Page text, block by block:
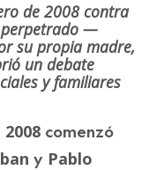
de 2008 contra
perpetrado —
su propia madre,
un debate
y familiares
comenzó
y Pablo